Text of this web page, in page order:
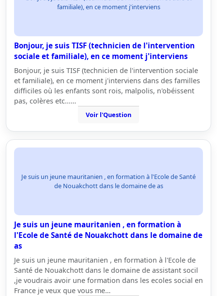
familiale), en ce moment j'interviens
Bonjour, je suis TISF (technicien de l'intervention
sociale et familiale), en ce moment j'interviens
Bonjour, je suis TISF (technicien de l'intervention sociale
et familiale), en ce moment j'interviens dans des familles
difficiles où les enfants sont rois, malpolis, n'obéissent
pas, colères etc...…
Voir l'Question
Je suis un jeune mauritanien , en formation à l'Ecole de Santé
de Nouakchott dans le domaine de as
Je suis un jeune mauritanien , en formation à
l'Ecole de Santé de Nouakchott dans le domaine de
as
Je suis un jeune mauritanien , en formation à l'Ecole de
Santé de Nouakchott dans le domaine de assistant socil
,je voudrais avoir une formation dans les ecoles social en
France je veux que vous me…